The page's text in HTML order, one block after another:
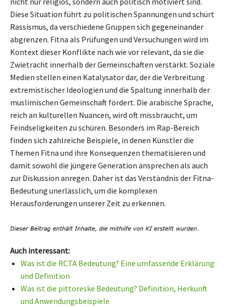
Diese Situation führt zu politischen Spannungen und schürt
Rassismus, da verschiedene Gruppen sich gegeneinander
abgrenzen. Fitna als Prüfungen und Versuchungen wird im
Kontext dieser Konflikte nach wie vor relevant, da sie die
Zwietracht innerhalb der Gemeinschaften verstärkt. Soziale
Medien stellen einen Katalysator dar, der die Verbreitung
extremistischer Ideologien und die Spaltung innerhalb der
muslimischen Gemeinschaft fördert. Die arabische Sprache,
reich an kulturellen Nuancen, wird oft missbraucht, um
Feindseligkeiten zu schüren. Besonders im Rap-Bereich
finden sich zahlreiche Beispiele, in denen Künstler die
Themen Fitna und ihre Konsequenzen thematisieren und
damit sowohl die jüngere Generation ansprechen als auch
zur Diskussion anregen. Daher ist das Verständnis der Fitna-
Bedeutung unerlässlich, um die komplexen
Herausforderungen unserer Zeit zu erkennen.
Auch interessant:
Was ist die RCTA Bedeutung? Eine umfassende Erklärung
und Definition
Was ist die pittoreske Bedeutung? Definition, Herkunft
und Anwendungsbeispiele